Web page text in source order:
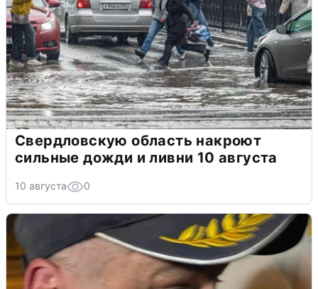
Свердловскую область накроют
сильные дожди и ливни 10 августа
10 августа 0